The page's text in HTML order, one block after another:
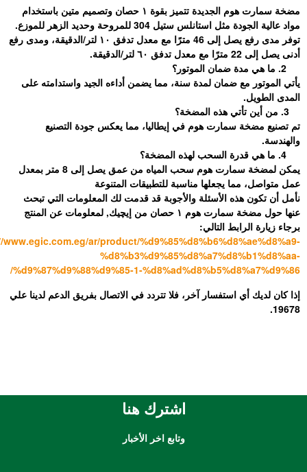
مضخة سمارت هوم الجديدة تتميز بقوة ١ حصان وتصميم متين باستخدام
مواد عالية الجودة مثل استانلس ستيل 304 للمروحة وحديد الزهر للموزع.
توفر مدى رفع يصل إلى 46 مترًا مع معدل تدفق ١٠ لتر/الدقيقة، ومدى رفع
لمدة سنة، مما يضمن أداءه الجيد واستدامته على
هوم في إيطاليا، مما يعكس جودة التصنيع
يمكن لمضخة سمارت هوم سحب المياه من عمق يصل إلى 8 متر بمعدل
مناسبة للتطبيقات المتنوعة
والأجوبة قد قدمت لك المعلومات التي تبحث
عنها حول مضخة سمارت هوم ١ حصان من إيچيك, لمعلومات عن المنتج
https://www.egic.com.eg/ar/product/
%d9%87%d9%88%d9%85-1-
آخر، فلا تتردد في الاتصال بفريق الدعم لدينا علي